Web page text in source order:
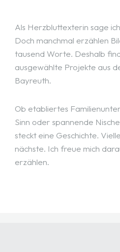
Als Herzbluttexterin sage
Doch manchmal erzählen
tausend Worte. Deshalb
ausgewählte Projekte aus
Bayreuth.
Ob etabliertes
Sinn oder spannende
steckt eine Geschichte.
nächste. Ich freue mich
erzählen.